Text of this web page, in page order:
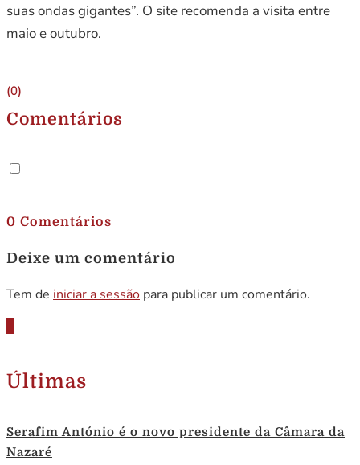
suas ondas gigantes”. O site recomenda a visita entre
maio e outubro.
(0)
Comentários
0 Comentários
Deixe um comentário
Tem de iniciar a sessão para publicar um comentário.
Últimas
Serafim António é o novo presidente da Câmara da
Nazaré